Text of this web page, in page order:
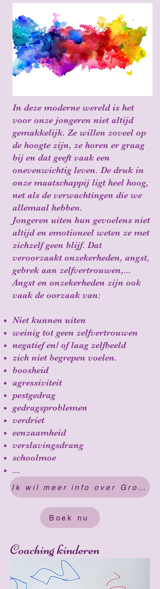
In deze moderne wereld is het
voor onze jongeren niet altijd
gemakkelijk. Ze willen zoveel op
de hoogte zijn, ze horen er graag
bij en dat geeft vaak een
onevenwichtig leven. De druk in
onze maatschappij ligt heel hoog,
net als de verwachtingen die we
allemaal hebben.
Jongeren uiten hun gevoelens niet
altijd en emotioneel weten ze met
zichzelf geen blijf. Dat
veroorzaakt onzekerheden, angst,
gebrek aan zelfvertrouwen,...
Angst en onzekerheden zijn ook
vaak de oorzaak van:
Niet kunnen uiten
weinig tot geen zelfvertrouwen
negatief en/ of laag zelfbeeld
zich niet begrepen voelen.
boosheid
agressiviteit
pestgedrag
gedragsproblemen
verdriet
eenzaamheid
verslavingsdrang
schoolmoe
...
Ik wil meer info over Groenhove coaching
Boek nu
Coaching kinderen